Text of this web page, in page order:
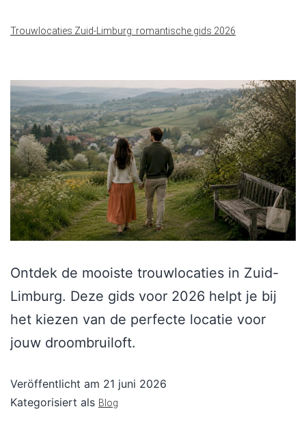
Trouwlocaties Zuid-Limburg: romantische gids 2026
Ontdek de mooiste trouwlocaties in Zuid-
Limburg. Deze gids voor 2026 helpt je bij
het kiezen van de perfecte locatie voor
jouw droombruiloft.
Veröffentlicht am 21 juni 2026
Kategorisiert als Blog